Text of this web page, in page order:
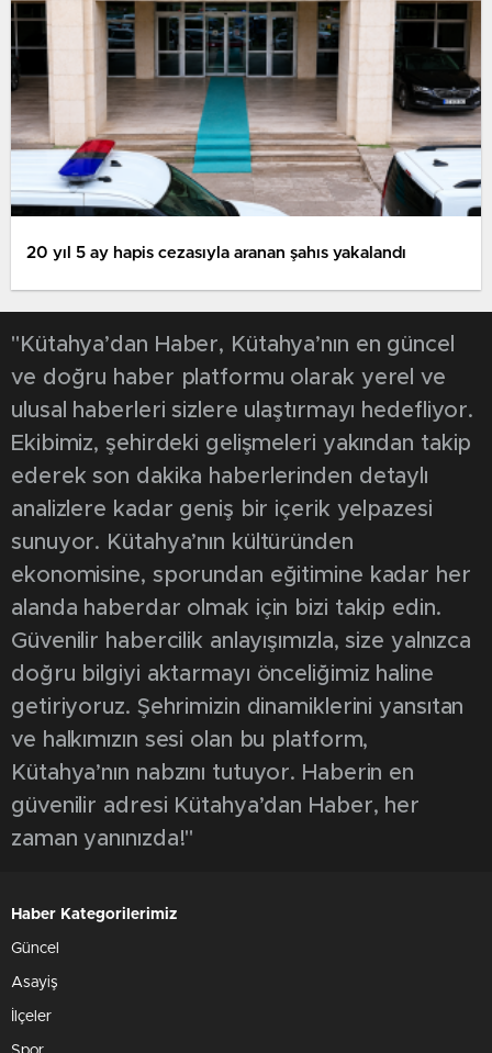
20 yıl 5 ay hapis cezasıyla aranan şahıs yakalandı
"Kütahya’dan Haber, Kütahya’nın en güncel
ve doğru haber platformu olarak yerel ve
ulusal haberleri sizlere ulaştırmayı hedefliyor.
Ekibimiz, şehirdeki gelişmeleri yakından takip
ederek son dakika haberlerinden detaylı
analizlere kadar geniş bir içerik yelpazesi
sunuyor. Kütahya’nın kültüründen
ekonomisine, sporundan eğitimine kadar her
alanda haberdar olmak için bizi takip edin.
Güvenilir habercilik anlayışımızla, size yalnızca
doğru bilgiyi aktarmayı önceliğimiz haline
getiriyoruz. Şehrimizin dinamiklerini yansıtan
ve halkımızın sesi olan bu platform,
Kütahya’nın nabzını tutuyor. Haberin en
güvenilir adresi Kütahya’dan Haber, her
zaman yanınızda!"
Haber Kategorilerimiz
Güncel
Asayiş
İlçeler